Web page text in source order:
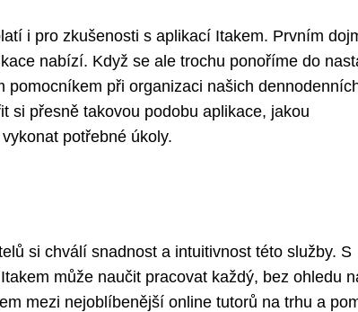
i pro zkušenosti s aplikací Itakem. Prvním
nabízí. Když se ale trochu ponoříme do
při organizaci našich
si přesně takovou podobu aplikace, jakou
potřebné úkoly.
si chválí snadnost a intuitivnost této služby. S
může naučit pracovat každý, bez ohledu
mezi nejoblíbenější online tutorů na trhu a